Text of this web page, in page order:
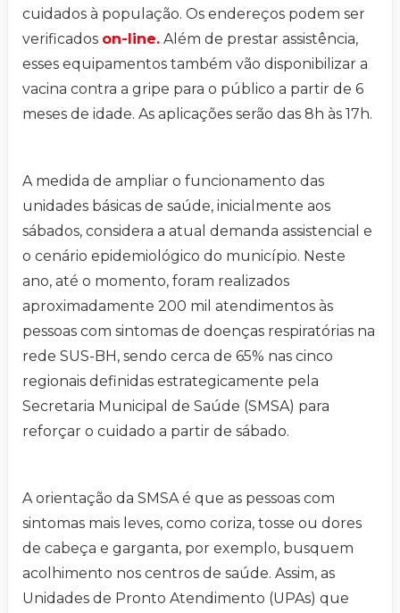
cuidados à população. Os endereços podem ser
verificados on-line. Além de prestar assistência,
esses equipamentos também vão disponibilizar a
vacina contra a gripe para o público a partir de 6
meses de idade. As aplicações serão das 8h às 17h.
A medida de ampliar o funcionamento das
unidades básicas de saúde, inicialmente aos
sábados, considera a atual demanda assistencial e
o cenário epidemiológico do município. Neste
ano, até o momento, foram realizados
aproximadamente 200 mil atendimentos às
pessoas com sintomas de doenças respiratórias na
rede SUS-BH, sendo cerca de 65% nas cinco
regionais definidas estrategicamente pela
Secretaria Municipal de Saúde (SMSA) para
reforçar o cuidado a partir de sábado.
A orientação da SMSA é que as pessoas com
sintomas mais leves, como coriza, tosse ou dores
de cabeça e garganta, por exemplo, busquem
acolhimento nos centros de saúde. Assim, as
Unidades de Pronto Atendimento (UPAs) que